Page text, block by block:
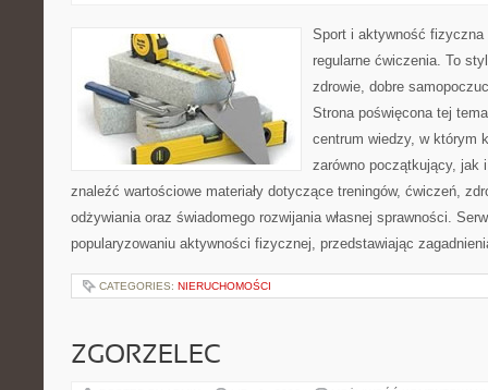
Sport i aktywność
regularne ćwiczenia. To
zdrowie, dobre
Strona poświęcona tej
centrum wiedzy, w którym
zarówno początkujący, jak
znaleźć wartościowe materiały dotyczące treningów, ćwiczeń,
odżywiania oraz świadomego rozwijania własnej sprawności.
popularyzowaniu aktywności fizycznej, przedstawiając
CATEGORIES: NIERUCHOMOŚCI
ZGORZELEC